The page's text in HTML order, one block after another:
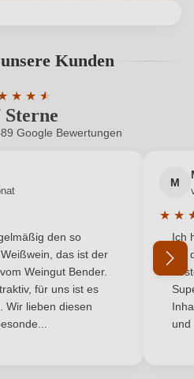
Trocken
Italia snc, 89862 Brattirò di
Drapia, Italien
0,75 L
werden. Bitte loggen Sie sich
Neuer Kunde?
habe mein Passwort vergessen
Kunden
Sterne
★ ★ ★
★
Bewertung von 4.7
Google Bewertungen
Bewertung von 5 von 5 Sternen
den so
das ist der
Weingut Bender.
für uns ist es
Wir lieben diesen
M
★ ★
Ich
mit
und